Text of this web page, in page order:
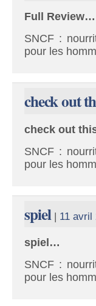
Full Review…
SNCF :
pour les
check out
check out
SNCF :
pour les
spiel | 11 avril
spiel…
SNCF :
pour les